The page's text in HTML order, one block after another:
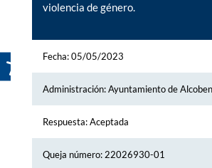
violencia de género.
Fecha: 05/05/2023
Administración: Ayuntamiento de
Respuesta: Aceptada
Queja número: 22026930-01